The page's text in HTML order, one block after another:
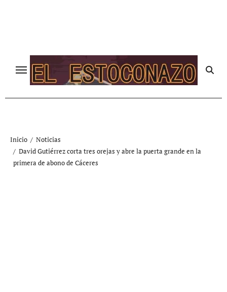
Inicio
Noticias
David Gutiérrez corta tres orejas y abre la puerta grande en la
primera de abono de Cáceres